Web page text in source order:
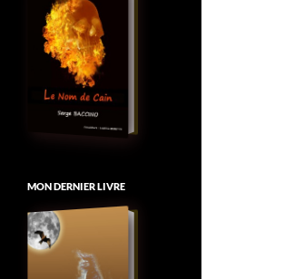
MON DERNIER LIVRE